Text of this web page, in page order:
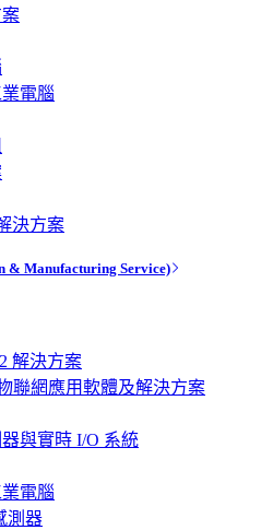
電腦
決方案
& Manufacturing Service)
解決方案
聯網應用軟體及解決方案
與實時 I/O 系統
電腦
測器